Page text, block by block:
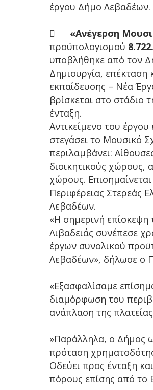
έργου Δήμο Λεβαδέων.
 «Ανέγερση
προϋπολογισμού
υποβλήθηκε από τον
Δημιουργία,
εκπαίδευσης – Νέα
βρίσκεται στο στάδιο
ένταξη.
Αντικείμενο του
στεγάσει το Μουσικό
περιλαμβάνει:
διοικητικούς χώρους,
χώρους.
Περιφέρειας Στερεάς
Λεβαδέων.
«Η σημερινή
Λιβαδειάς συνέπεσε
έργων συνολικού
Λεβαδέων», δήλωσε ο
«Εξασφαλίσαμε
διαμόρφωση του
ανάπλαση της
»Παράλληλα, ο Δήμος
πρόταση
Οδεύει προς ένταξη
πόρους επίσης από το